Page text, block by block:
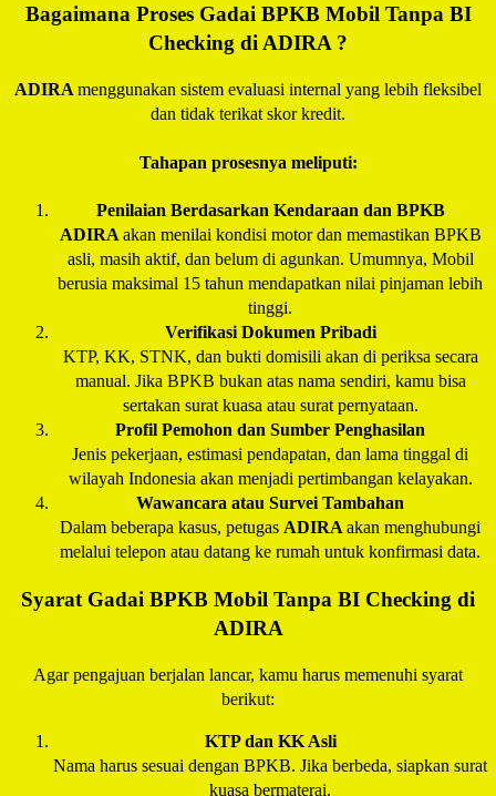
Bagaimana Proses Gadai BPKB Mobil Tanpa BI
Checking di ADIRA ?
ADIRAmenggunakan sistem evaluasi internal yang lebih fleksibel
dan tidak terikat skor kredit.
Tahapan prosesnya meliputi:
Penilaian Berdasarkan Kendaraan dan BPKB
ADIRA akan menilai kondisi motor dan memastikan BPKB
asli, masih aktif, dan belum di agunkan. Umumnya, Mobil
berusia maksimal 15 tahun mendapatkan nilai pinjaman lebih
tinggi.
Verifikasi Dokumen Pribadi
KTP, KK, STNK, dan bukti domisili akan di periksa secara
manual. Jika BPKB bukan atas nama sendiri, kamu bisa
sertakan surat kuasa atau surat pernyataan.
Profil Pemohon dan Sumber Penghasilan
Jenis pekerjaan, estimasi pendapatan, dan lama tinggal di
wilayah Indonesia akan menjadi pertimbangan kelayakan.
Wawancara atau Survei Tambahan
Dalam beberapa kasus, petugas ADIRA akan menghubungi
melalui telepon atau datang ke rumah untuk konfirmasi data.
Syarat Gadai BPKB Mobil Tanpa BI Checking di
ADIRA
Agar pengajuan berjalan lancar, kamu harus memenuhi syarat
berikut:
KTP dan KK Asli
Nama harus sesuai dengan BPKB. Jika berbeda, siapkan surat
kuasa bermaterai.